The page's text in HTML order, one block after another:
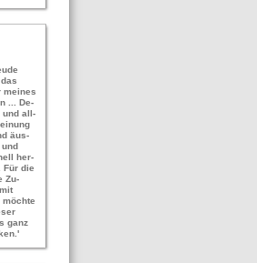
mei­nes
... De­
und all­
äus­
her­
Für die
Zu­
möch­te
ganz